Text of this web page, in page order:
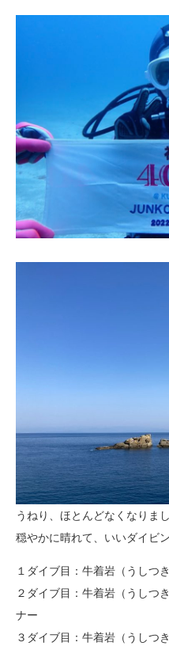
うねり、ほとんどなくなりまし
穏やかに晴れて、いいダイビ
１ダイブ目：牛着岩（うし
２ダイブ目：牛着岩（うしつ
ナー
３ダイブ目：牛着岩（うしつ